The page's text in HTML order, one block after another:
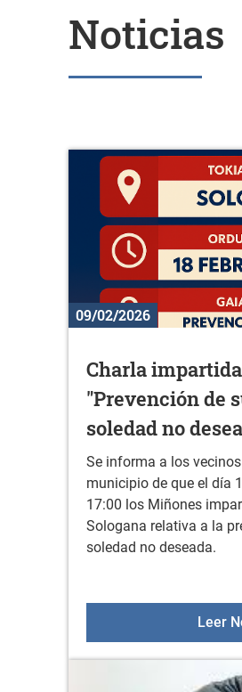
Noticias
09/02/2026
Charla
"Prevención de
soledad no
Se informa a los
municipio de que el día
17:00 los Miñones
Sologana relativa a la
soledad no deseada.
Leer